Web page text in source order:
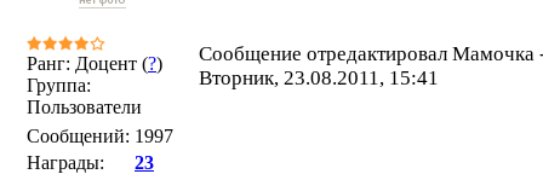
Ранг: Доцент (?)
Группа:
Пользователи
Сообщений: 1997
Награды:
23
Сообщение отредактировал Мамочка
Вторник, 23.08.2011, 15:41